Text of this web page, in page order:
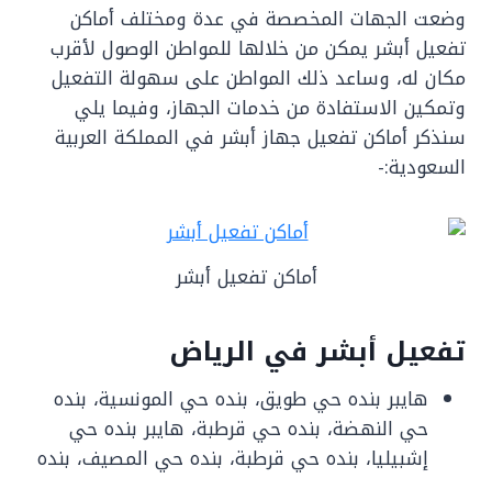
‏وضعت الجهات المخصصة في عدة ومختلف أماكن
تفعيل أبشر يمكن من خلالها للمواطن الوصول لأقرب
مكان له، وساعد ذلك المواطن على سهولة التفعيل
وتمكين الاستفادة من خدمات الجهاز، وفيما يلي
سنذكر أماكن تفعيل جهاز أبشر في المملكة العربية
السعودية:-
أماكن تفعيل أبشر
تفعيل أبشر في الرياض
هايبر بنده حي طويق، بنده حي المونسية، بنده
حي النهضة، بنده حي قرطبة، هايبر بنده حي
إشبيليا، بنده حي قرطبة، بنده حي المصيف، بنده